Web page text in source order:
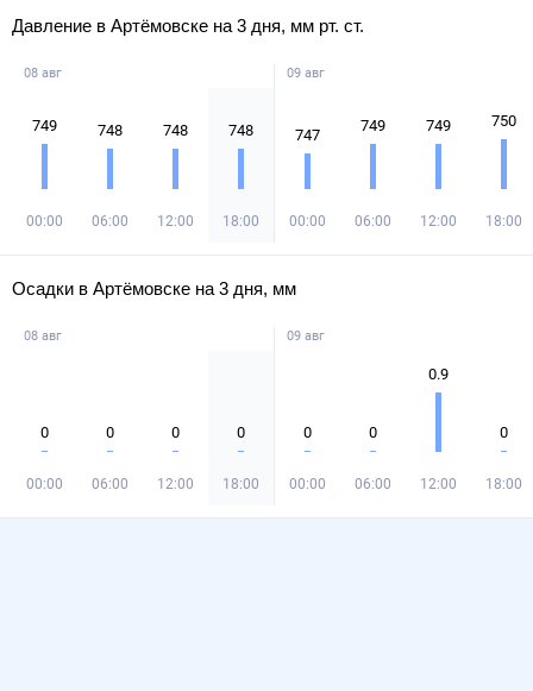
Давление в Артёмовске на 3 дня, мм рт. ст.
08 авг
749
00:00
748
06:00
748
12:00
748
18:00
09 авг
747
00:00
749
06:00
749
12:00
750
18:00
Осадки в Артёмовске на 3 дня, мм
08 авг
0
00:00
0
06:00
0
12:00
0
18:00
09 авг
0
00:00
0
06:00
0.9
12:00
0
18:00